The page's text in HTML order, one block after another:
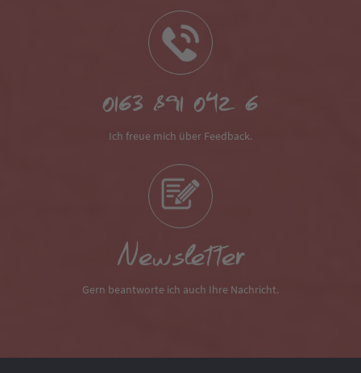
0163 891 042 6
Ich freue mich über Feedback.
Newsletter
Gern beantworte ich auch Ihre Nachricht.